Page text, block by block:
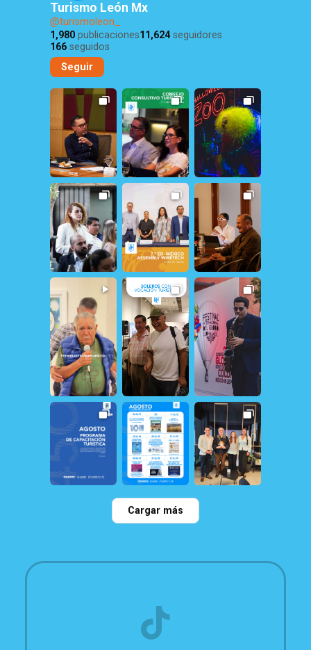
Turismo León Mx
@turismoleon_
1,980 publicaciones11,624seguidores
166 seguidos
Seguir
5 0 1 286
18 0 0
20 12 1 161 1
21 1
Cargar más